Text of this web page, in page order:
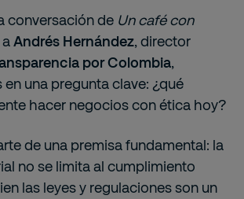
conversación de Un café con
Andrés Hernández, director
por Colombia,
una pregunta clave: ¿qué
hacer negocios con ética hoy?
de una premisa fundamental: la
no se limita al cumplimiento
las leyes y regulaciones son un